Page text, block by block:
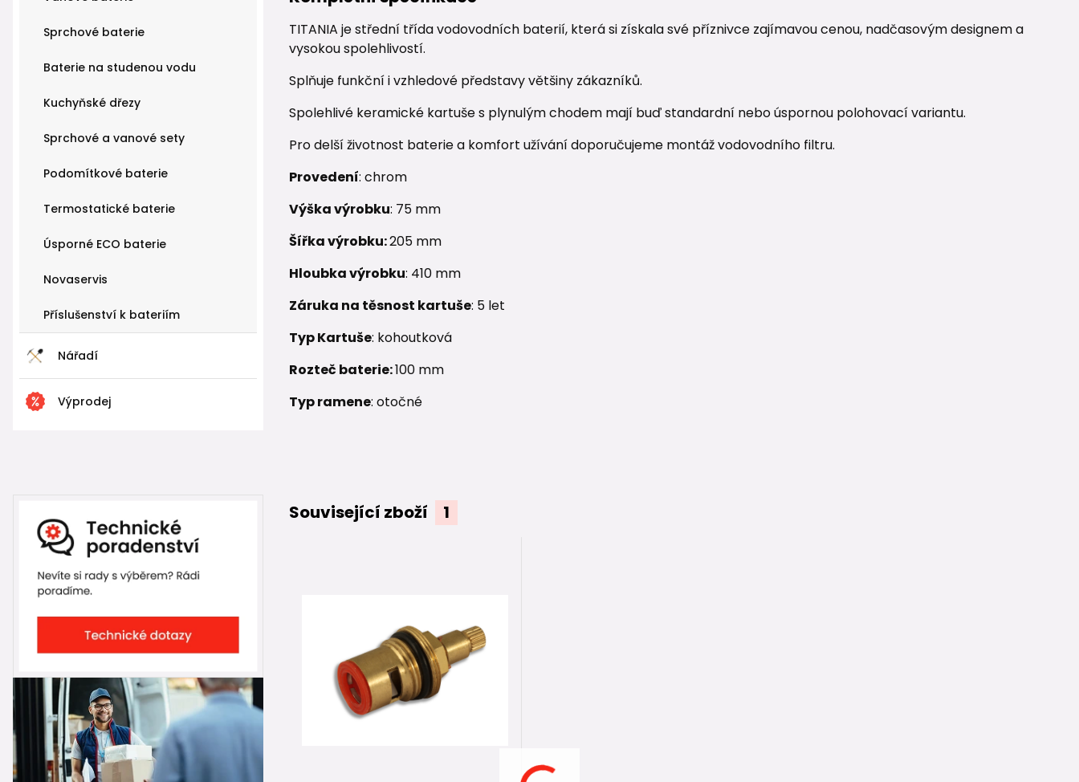
Sprchové baterie
Baterie na studenou vodu
Kuchyňské dřezy
Sprchové a vanové sety
Podomítkové baterie
Termostatické baterie
Úsporné ECO baterie
Novaservis
Příslušenství k bateriím
Nářadí
Výprodej
TITANIA je střední třída vodovodních baterií, která si získala své příznivce zajímavou cenou, nadčasovým designem a
vysokou spolehlivostí.
Splňuje funkční i vzhledové představy většiny zákazníků.
Spolehlivé keramické kartuše s plynulým chodem mají buď standardní nebo úspornou polohovací variantu.
Pro delší životnost baterie a komfort užívání doporučujeme montáž vodovodního filtru.
Provedení: chrom
Výška výrobku: 75 mm
Šířka výrobku:205 mm
Hloubka výrobku: 410 mm
Záruka na těsnost kartuše: 5 let
Typ Kartuše: kohoutková
Rozteč baterie:100 mm
Typ ramene: otočné
Související zboží 1